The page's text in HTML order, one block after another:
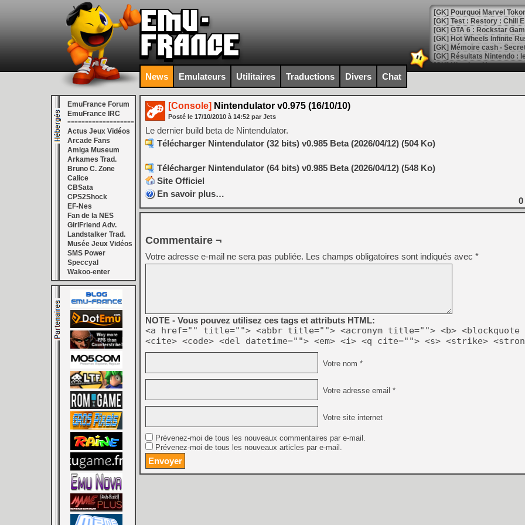
[GK] Pourquoi Marvel
[GK] Test : Restory : Chill
[GK] GTA 6 : Rockstar
[GK] Hot Wheels Infinite
[GK] Mémoire cash -
[GK] Résultats Nintendo :
[GK] Déjà des
[Mo5] Brickboy cherche à
[GK] Minecraft et ses «
[GK] Beast of
[GK] Ubisoft : fin de partie
[GK] Mémoire cash -
[GK] Dan Houser (GTA)
[GK] Comment EA Sports
[GK] Crimson Moon : un
[GK] Isle of Reveries : le
[GK] Moonlighter 2 : The
[GK] Capcom relance
[Mo5] Deux inédits du
[GK] Le beat'em up The
[GK] Endless Legend 2 :
[LS] [PS5] Le WebKit
[GK] Oubliez Crazy Taxi,
[LS] [Switch] NSZ 5.0.0
[GK] No More Room in
[GK] Un chatbot Atelier
[GK] Mémoire cash -
[GK] Nvidia : le prix des
[GK] Suikoden Star Leap
[Mo5] La mini borne
News Emulateurs Utilitaires Traductions Divers Chat
EmuFrance Forum
EmuFrance IRC
===================
Actus Jeux Vidéos
Arcade Fans
Amiga Museum
Arkames Trad.
Bruno C. Zone
Calice
CBSata
CPS2Shock
EF-Nes
Fan de la NES
GirlFriend Adv.
Landstalker Trad.
Musée Jeux Vidéos
SMS Power
Speccyal
Wakoo-enter
[Console] Nintendulator v0.975 (16/10/10)
Posté le 17/10/2010 à 14:52 par Jets
Le dernier build beta de Nintendulator.
Télécharger Nintendulator (32 bits) v0.985 Beta (2026/04/12) (504 Ko)
Télécharger Nintendulator (64 bits) v0.985 Beta (2026/04/12) (548 Ko)
Site Officiel
En savoir plus…
0
Commentaire ¬
Votre adresse e-mail ne sera pas publiée. Les champs obligatoires sont indiqués avec *
NOTE - Vous pouvez utilisez ces tags et attributs HTML:
<a href="" title=""> <abbr title=""> <acronym title=""> <b> <blockquote
<cite> <code> <del datetime=""> <em> <i> <q cite=""> <s> <strike>
Votre nom *
Votre adresse email *
Votre site internet
Prévenez-moi de tous les nouveaux commentaires par e-mail.
Prévenez-moi de tous les nouveaux articles par e-mail.